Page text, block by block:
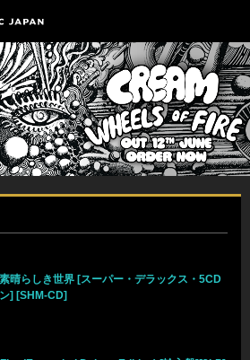
晴らしき世界 [スーパー・デラックス・5CD
] [SHM-CD]